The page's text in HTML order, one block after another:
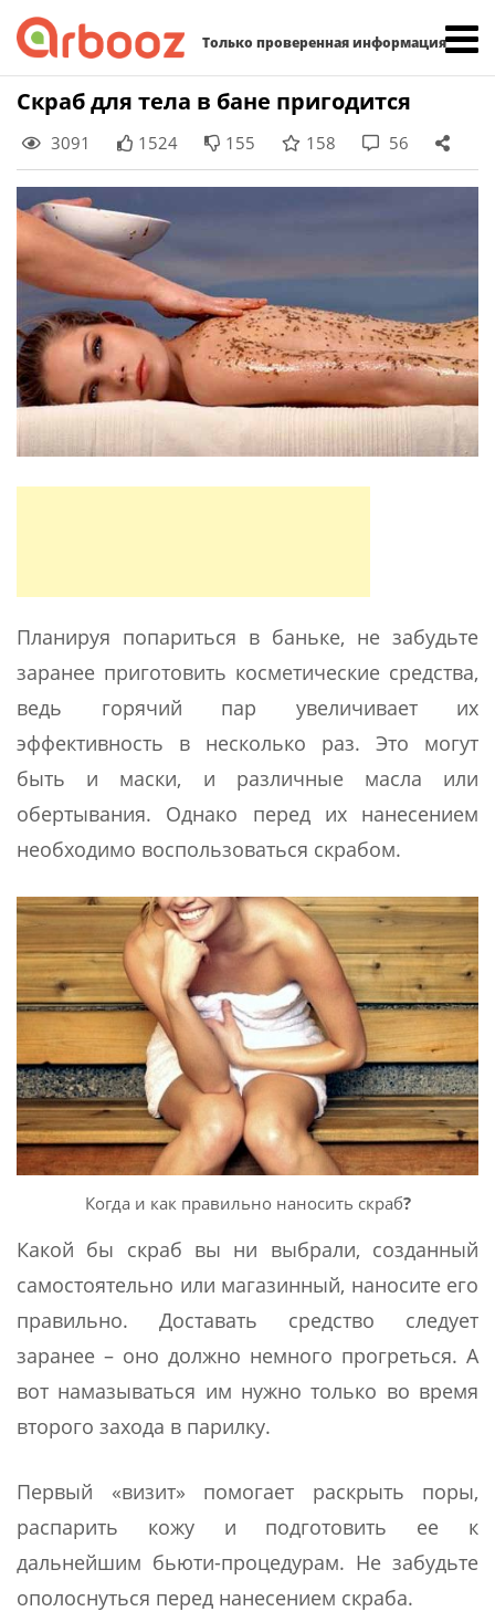
Только проверенная информация
Skip
content
Скраб для тела в бане пригодится
3091 1524 155 158 56
Планируя попариться в баньке, не забудьте
заранее приготовить косметические средства,
ведь горячий пар увеличивает их
эффективность в несколько раз. Это могут
быть и маски, и различные масла или
обертывания. Однако перед их нанесением
необходимо воспользоваться скрабом.
Когда и как правильно наносить скраб?
Какой бы скраб вы ни выбрали, созданный
самостоятельно или магазинный, наносите его
правильно. Доставать средство следует
заранее – оно должно немного прогреться. А
вот намазываться им нужно только во время
второго захода в парилку.
Первый «визит» помогает раскрыть поры,
распарить кожу и подготовить ее к
дальнейшим бьюти-процедурам. Не забудьте
ополоснуться перед нанесением скраба.
Найти: